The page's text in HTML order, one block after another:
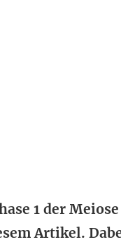
1 der
Artikel.